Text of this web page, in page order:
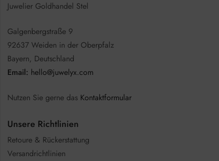
Juwelier Goldhandel Stel
Galgenbergstraße 9
92637 Weiden in der Oberpfalz
Bayern, Deutschland
Email: hello@juwelyx.com
Nutzen Sie gerne das Kontaktformular
Unsere Richtlinien
Retoure & Rückerstattung
Versandrichtlinien